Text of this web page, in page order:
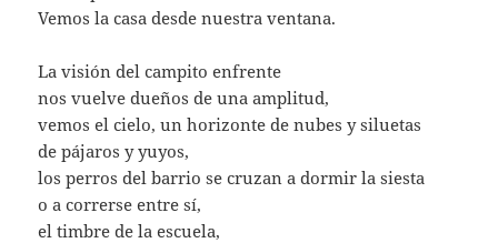
Vemos la casa desde nuestra ventana.
La visión del campito enfrente
nos vuelve dueños de una amplitud,
vemos el cielo, un horizonte de nubes y siluetas
de pájaros y yuyos,
los perros del barrio se cruzan a dormir la siesta
o a correrse entre sí,
el timbre de la escuela,